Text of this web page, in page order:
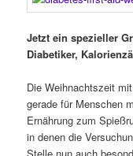
Jetzt ein spezieller
Diabetiker,
Die Weihnachtszeit
gerade für Menschen
Ernährung zum
in denen die